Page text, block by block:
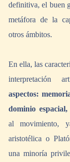
definitiva, el buen
metáfora de la
otros ámbitos.
En ella, las
interpretación
aspectos:
dominio
al movimiento,
aristotélica o
una minoría